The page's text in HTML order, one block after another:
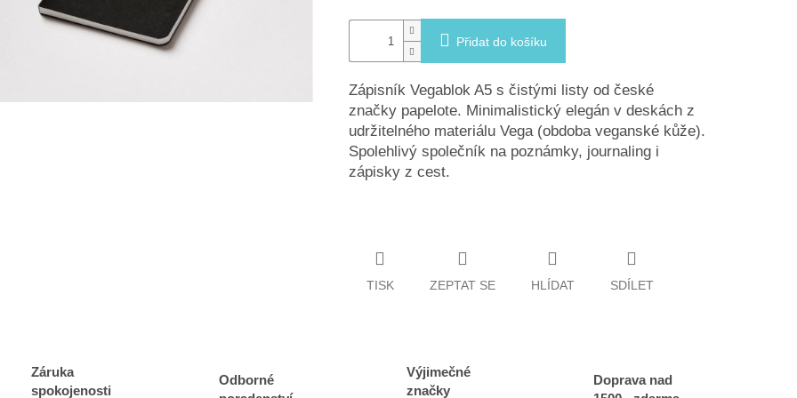
Přidat do košíku
Zápisník Vegablok A5 s čistými listy od české
značky papelote. Minimalistický elegán v deskách z
udržitelného materiálu Vega (obdoba veganské kůže).
Spolehlivý společník na poznámky, journaling i
zápisky z cest.
TISK ZEPTAT SE HLÍDAT SDÍLET
Záruka
spokojenosti
Odborné
Výjimečné
značky
Doprava nad